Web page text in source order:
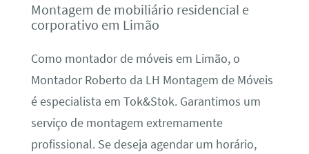
Montagem de mobiliário residencial e
corporativo em Limão
Como montador de móveis em Limão, o
Montador Roberto da LH Montagem de Móveis
é especialista em Tok&Stok. Garantimos um
serviço de montagem extremamente
profissional. Se deseja agendar um horário,